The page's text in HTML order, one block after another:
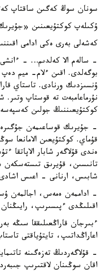
سونان سوڭ كەگىن ساقتاپ
ۇكىلەپ كوكتۇيعىنىن
كەشەلى بەرى ەكى ادامى
- سالەم الا كەلدىم… -
بوگەلدى. اقىن ءلام- ميم دەپ
ۇنسىزدىك ورنادى. تاستاي
نۇرماعامبەت تە قوستاپ
كوكتۇيعىننىڭ جولىن
- جۇيرىك قوساعىمەن
قۇماي. كوكتۇيعىن الامانعا
ەندى قۇلاگەر شابار
تانىسىن، قۇيرىق تىستەسكەن
شابىس، ارنانى - اعىس
- اداممەن ەمەس، اجالمەن
اقىلىڭدى ءپىسىرىپ،
ءبىرجان قاراڭعىلىققا سىڭە
اعاراڭداتىپ، تايتۇياقتى
- قۇلاگەردىڭ تەزەگىنە
اقان سوڭىنان لاقتىرىپ